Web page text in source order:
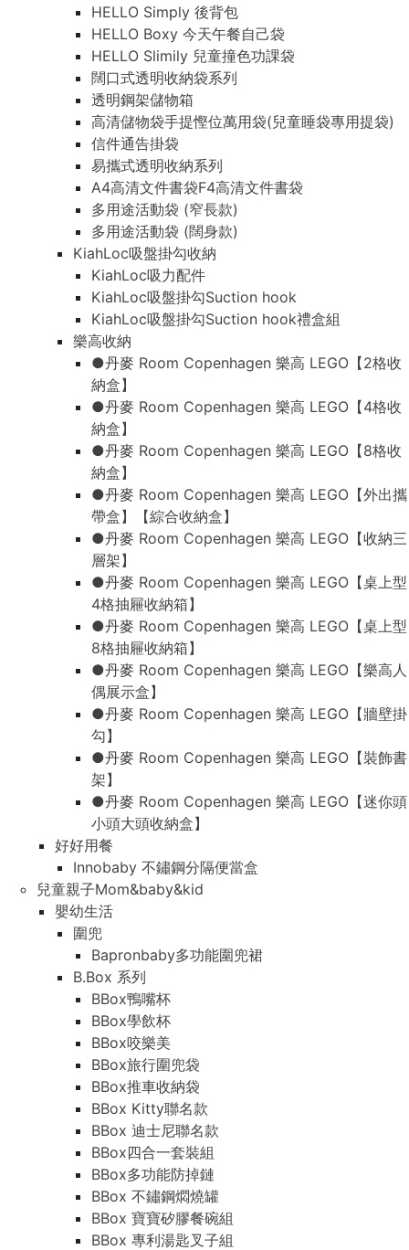
HELLO Simply 後背包
HELLO Boxy 今天午餐自己袋
HELLO Slimily 兒童撞色功課袋
闊口式透明收納袋系列
透明鋼架儲物箱
高清儲物袋手提慳位萬用袋(兒童睡袋專用提袋)
信件通告掛袋
易攜式透明收納系列
A4高清文件書袋F4高清文件書袋
多用途活動袋 (窄長款)
多用途活動袋 (闊身款)
KiahLoc吸盤掛勾收納
KiahLoc吸力配件
KiahLoc吸盤掛勾Suction hook
KiahLoc吸盤掛勾Suction hook禮盒組
樂高收納
●丹麥 Room Copenhagen 樂高 LEGO【2格收
納盒】
●丹麥 Room Copenhagen 樂高 LEGO【4格收
納盒】
●丹麥 Room Copenhagen 樂高 LEGO【8格收
納盒】
●丹麥 Room Copenhagen 樂高 LEGO【外出攜
帶盒】【綜合收納盒】
●丹麥 Room Copenhagen 樂高 LEGO【收納三
層架】
●丹麥 Room Copenhagen 樂高 LEGO【桌上型
4格抽屜收納箱】
●丹麥 Room Copenhagen 樂高 LEGO【桌上型
8格抽屜收納箱】
●丹麥 Room Copenhagen 樂高 LEGO【樂高人
偶展示盒】
●丹麥 Room Copenhagen 樂高 LEGO【牆壁掛
勾】
●丹麥 Room Copenhagen 樂高 LEGO【裝飾書
架】
●丹麥 Room Copenhagen 樂高 LEGO【迷你頭
小頭大頭收納盒】
好好用餐
Innobaby 不鏽鋼分隔便當盒
兒童親子Mom&baby&kid
嬰幼生活
圍兜
Bapronbaby多功能圍兜裙
B.Box 系列
BBox鴨嘴杯
BBox學飲杯
BBox咬樂美
BBox旅行圍兜袋
BBox推車收納袋
BBox Kitty聯名款
BBox 迪士尼聯名款
BBox四合一套裝組
BBox多功能防掉鏈
BBox 不鏽鋼燜燒罐
BBox 寶寶矽膠餐碗組
BBox 專利湯匙叉子組